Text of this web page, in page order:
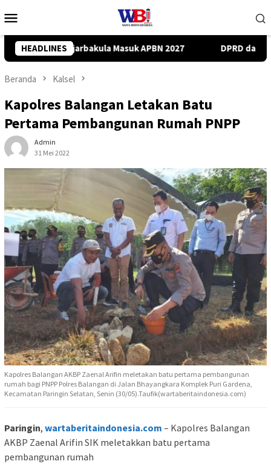
ke
Mobile
HEADLINESDPRD dan Dinas PUPR Balangan Tinjau Jembatan
Beranda Kalsel
Kapolres Balangan Letakan Batu
Pertama Pembangunan Rumah PNPP
Admin
31 Mei 2022
Kapolres Balangan AKBP Zaenal Arifin meletakan batu pertama pembangunan
rumah bagi PNPP Polres Balangan di Jalan Bhayangkara Komplek Puri Gardena,
Kecamatan Paringin Selatan, Senin (30/05).Taufik(wartaberitaindonesia.com)
Paringin, wartaberitaindonesia.com – Kapolres Balangan
AKBP Zaenal Arifin SIK meletakkan batu pertama
pembangunan rumah